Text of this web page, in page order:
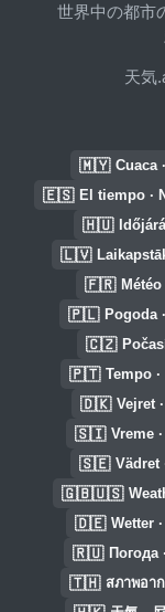
世界中の都市
天気
🇲🇾 Cuaca
🇪🇸 El tiempo ·
🇭🇺
🇱🇻
🇫🇷
🇵🇱 Pogoda
🇨🇿
🇵🇹 Tempo
🇩🇰 Vejret
🇸🇮 Vreme
🇸🇪 Vädret
🇬🇧🇺🇸
🇩🇪 Wetter
🇷🇺 Погода
🇹🇭 สภาพอา